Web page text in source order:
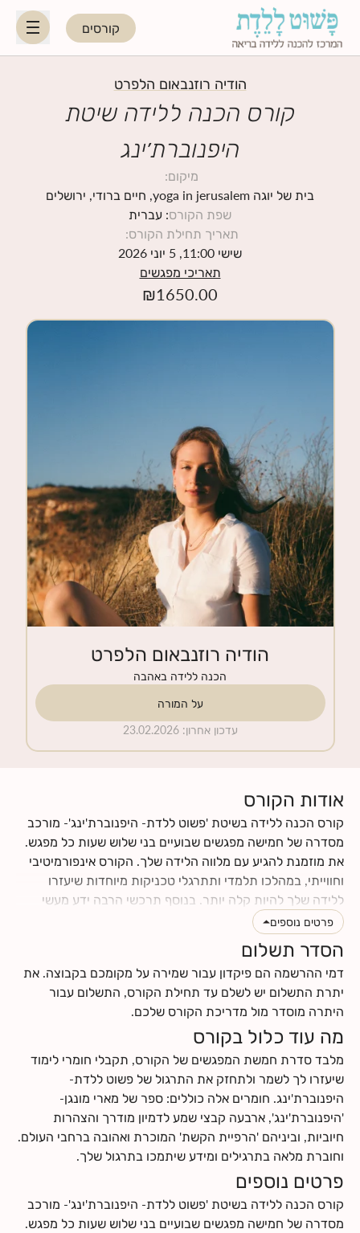
קורסים
היפנוברת׳ינג
לקראת ההורות
תאריכי קורסים קרובים
בלוג
צרי קשר
הודיה רוזנבאום הלפרט
קורס הכנה ללידה שיטת
היפנוברת׳ינג
מיקום:
בית של יוגה yoga in jerusalem, חיים ברודי, ירושלים
שפת הקורס: עברית
תאריך תחילת הקורס:
שישי 11:00, 5 יוני 2026
תאריכי מפגשים
₪1650.00
הודיה רוזנבאום הלפרט
הכנה ללידה באהבה
על המורה
עדכון אחרון:
23.02.2026
אודות הקורס
קורס הכנה ללידה בשיטת 'פשוט ללדת- היפנוברת'ינג'- מורכב
מסדרה של חמישה מפגשים שבועיים בני שלוש שעות כל מפגש.
את מוזמנת להגיע עם מלווה הלידה שלך. הקורס אינפורמיטיבי
וחווייתי, במהלכו תלמדי ותתרגלי טכניקות מיוחדות שיעזרו
ללידה שלך להיות קלה יותר. בנוסף תרכשי הרבה ידע מעשי
וטיפים לתקופת ההריון והלידה. תינתן לך ההזדמנות לעבור
תהליך מהנה של הבאת מודעות עצמית לגוף ולנפש שלך, תגלי
כמה הם מושפעים אחד מהשני, וכמה הם יכולים לתרום ולתמוך
בלידה עדינה כאשר לומדים להרפות אותם. את ומלווה הלידה
שלך תרכשו ידע ותפתחו כישורי תקשורת אחד עם השנייה, עם
התינוק.ת שלכם ועם הצוות הרפואי.
לחצי כאןלקרוא עוד על תוכן הקורס
לחציכאןלמצוא מידע על החזרי ביטוח
פרטים נוספים
הסדר תשלום
דמי ההרשמה הם פיקדון עבור שמירה על מקומכם בקבוצה. את
יתרת התשלום יש לשלם עד תחילת הקורס, התשלום עבור
היתרה מוסדר מול מדריכת הקורס שלכם.
מה עוד כלול בקורס
מלבד סדרת חמשת המפגשים של הקורס, תקבלי חומרי לימוד
שיעזרו לך לשמר ולתחזק את התרגול של פשוט ללדת-
היפנוברת'ינג. חומרים אלה כוללים: ספר של מארי מונגן-
'היפנוברת'ינג', ארבעה קבצי שמע לדמיון מודרך והצהרות
חיוביות, וביניהם 'הרפיית הקשת' המוכרת ואהובה ברחבי העולם.
וחוברת מלאה בתרגילים ומידע שיתמכו בתרגול שלך.
פרטים נוספים
קורס הכנה ללידה בשיטת 'פשוט ללדת- היפנוברת'ינג'- מורכב
מסדרה של חמישה מפגשים שבועיים בני שלוש שעות כל מפגש.